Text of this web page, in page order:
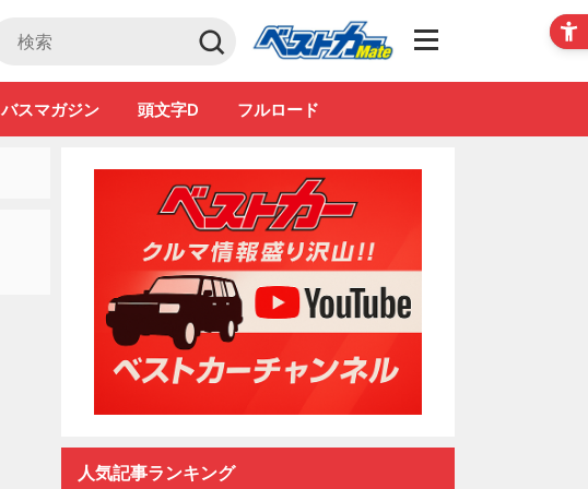
Club
バスマガジン 頭文字D フルロード
人気記事ランキング